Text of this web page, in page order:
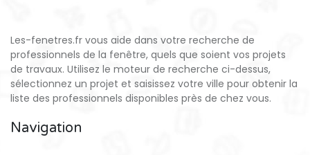
Les-fenetres.fr vous aide dans votre recherche de
professionnels de la fenêtre, quels que soient vos projets
de travaux. Utilisez le moteur de recherche ci-dessus,
sélectionnez un projet et saisissez votre ville pour obtenir la
liste des professionnels disponibles près de chez vous.
Navigation